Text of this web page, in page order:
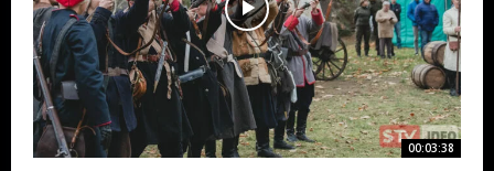
00:03:38